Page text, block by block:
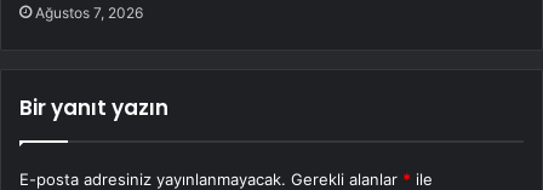
Ağustos 7, 2026
Bir yanıt yazın
E-posta adresiniz yayınlanmayacak. Gerekli alanlar * ile